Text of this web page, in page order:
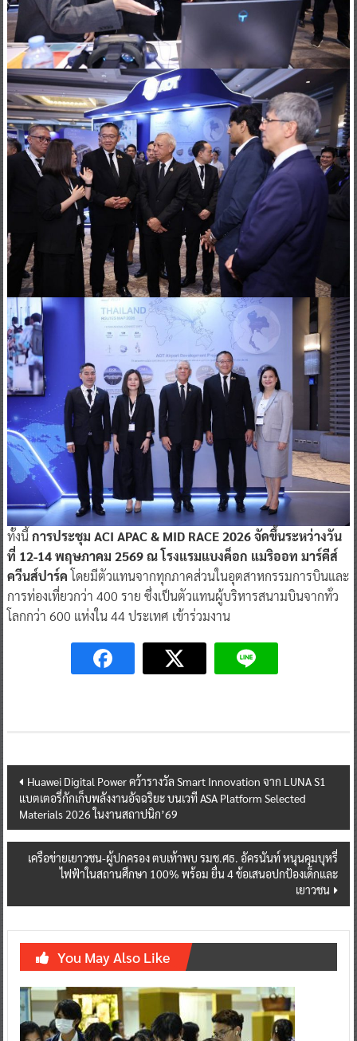
ทั้งนี้การประชุม ACI APAC & MID RACE 2026 จัดขึ้นระหว่างวัน
ที่ 12-14 พฤษภาคม 2569 ณ โรงแรมแบงค็อก แมริออท มาร์คีส์
ควีนส์ปาร์ค โดยมีตัวแทนจากทุกภาคส่วนในอุตสาหกรรมการบินและ
การท่องเที่ยวกว่า 400 ราย ซึ่งเป็นตัวแทนผู้บริหารสนามบินจากทั่ว
โลกกว่า 600 แห่งใน 44 ประเทศ เข้าร่วมงาน
Post
navigation
Huawei Digital Power คว้ารางวัล Smart Innovation จาก LUNA S1
แบตเตอรี่กักเก็บพลังงานอัจฉริยะ บนเวที ASA Platform Selected
Materials 2026 ในงานสถาปนิก’69
เครือข่ายเยาวชน-ผู้ปกครอง ตบเท้าพบ รมช.ศธ. อัครนันท์ หนุนคุมบุหรี่
ไฟฟ้าในสถานศึกษา 100% พร้อม ยื่น 4 ข้อเสนอปกป้องเด็กและ
เยาวชน
You May Also Like